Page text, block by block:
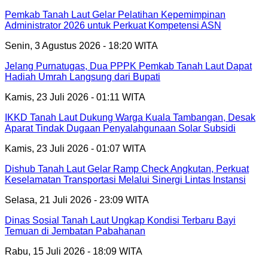
Pemkab Tanah Laut Gelar Pelatihan Kepemimpinan
Administrator 2026 untuk Perkuat Kompetensi ASN
Senin, 3 Agustus 2026 - 18:20 WITA
Jelang Purnatugas, Dua PPPK Pemkab Tanah Laut Dapat
Hadiah Umrah Langsung dari Bupati
Kamis, 23 Juli 2026 - 01:11 WITA
IKKD Tanah Laut Dukung Warga Kuala Tambangan, Desak
Aparat Tindak Dugaan Penyalahgunaan Solar Subsidi
Kamis, 23 Juli 2026 - 01:07 WITA
Dishub Tanah Laut Gelar Ramp Check Angkutan, Perkuat
Keselamatan Transportasi Melalui Sinergi Lintas Instansi
Selasa, 21 Juli 2026 - 23:09 WITA
Dinas Sosial Tanah Laut Ungkap Kondisi Terbaru Bayi
Temuan di Jembatan Pabahanan
Rabu, 15 Juli 2026 - 18:09 WITA